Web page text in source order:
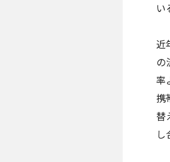
い
近
の
率
携
替
し